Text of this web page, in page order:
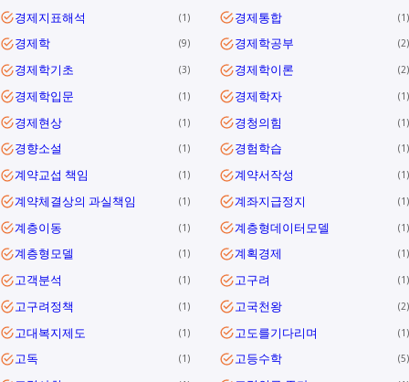
경제지표해석 1 경제통합 1
경제학 9 경제학공부 2
경제학기초 3 경제학이론 2
경제학입문 1 경제학자 1
경제현상 1 경청의힘 1
경향소설 1 경험학습 1
계약교섭 책임 1 계약서작성 1
계약체결상의 과실책임 1 계좌지급정지 1
계층이동 1 계층형데이터모델 1
계층형모델 1 계획경제 1
고객분석 1 고구려 1
고구려정책 1 고국천왕 2
고대복지제도 1 고도를기다리며 1
고독 1 고등수학 5